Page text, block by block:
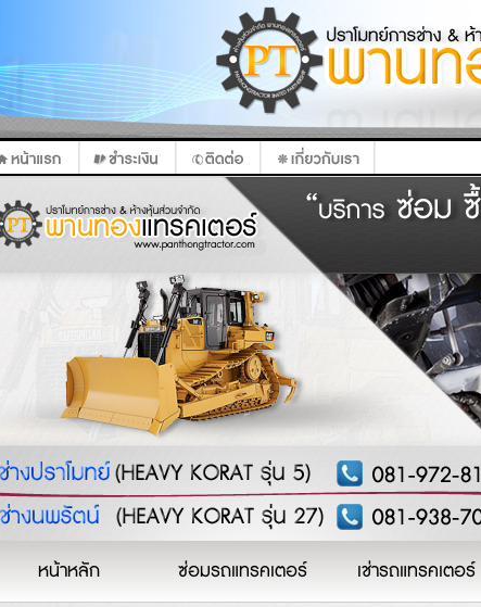
หน้าหลัก ซ่อมรถแทรคเตอร์ เช่ารถแทรคเตอร์